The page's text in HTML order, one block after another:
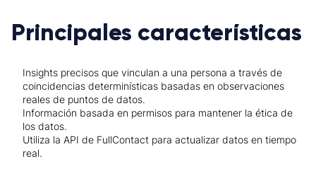
Principales características
Insights precisos que vinculan a una persona a través de
coincidencias determinísticas basadas en observaciones
reales de puntos de datos.
Información basada en permisos para mantener la ética de
los datos.
Utiliza la API de FullContact para actualizar datos en tiempo
real.